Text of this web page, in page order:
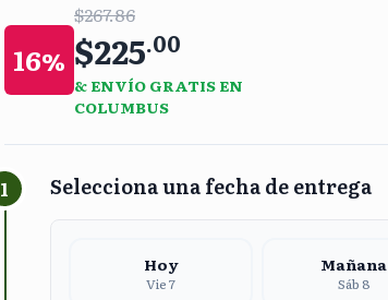
16%
$267.86
$225.00
& ENVÍO GRATIS EN
COLUMBUS
1 Selecciona una fecha de entrega
Hoy
Vie 7
Mañana
Sáb 8